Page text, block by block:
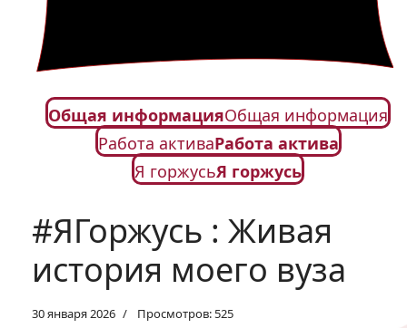
Общая информацияОбщая информация
Работа активаРабота актива
Я горжусьЯ горжусь
#ЯГоржусь : Живая
история моего вуза
30 января 2026 Просмотров: 525